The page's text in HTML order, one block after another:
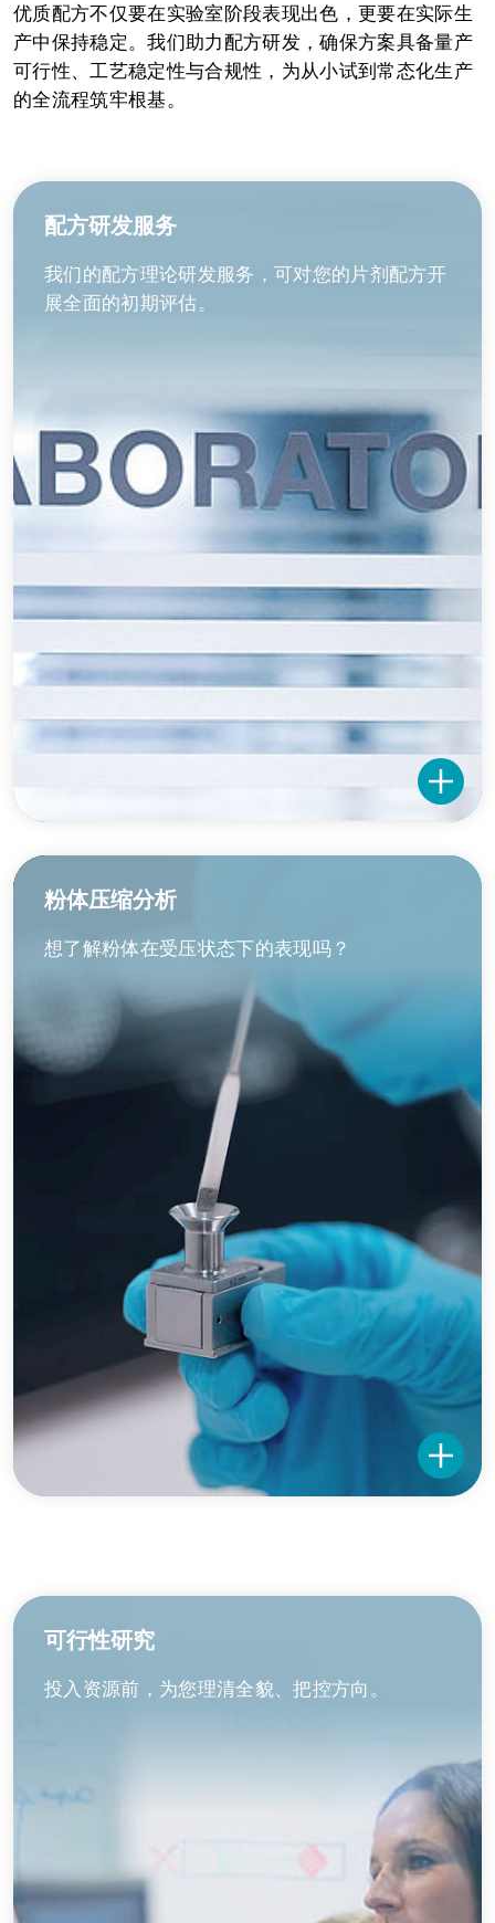
优质配方不仅要在实验室阶段表现出色，更要在实际生
产中保持稳定。我们助力配方研发，确保方案具备量产
可行性、工艺稳定性与合规性，为从小试到常态化生产
的全流程筑牢根基。
配方研发服务
我们的配方理论研发服务，可对您的片剂配方开
展全面的初期评估。
粉体压缩分析
想了解粉体在受压状态下的表现吗？
可行性研究
投入资源前，为您理清全貌、把控方向。